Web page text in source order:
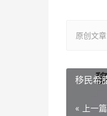
原创文
移民希
« 上一篇